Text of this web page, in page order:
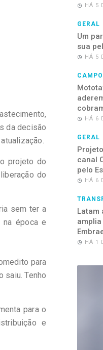
da decisão
projeto do
do
sem ter a
época e
para
saiu. Tenho
para o
e
HÁ 5
GERAL
Um
sua
HÁ 5
HÁ 6
GERAL
canal
pelo
HÁ 6
Latam
HÁ 1